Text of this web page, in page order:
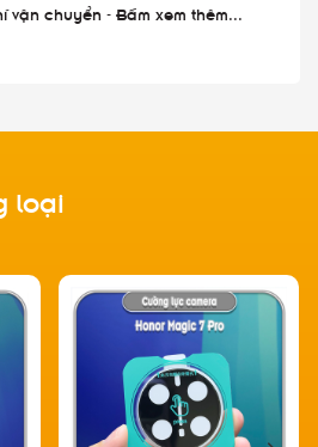
vận chuyển - Bấm xem thêm...
loại